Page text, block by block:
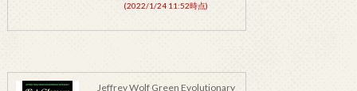
(2022/1/24 11:52時点)
Jeffrey Wolf Green Evolutionary